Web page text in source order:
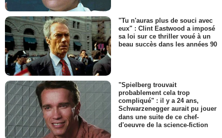
"Tu n'auras plus de souci avec
eux" : Clint Eastwood a imposé
sa loi sur ce thriller voué à un
beau succès dans les années 90
"Spielberg trouvait
probablement cela trop
compliqué" : il y a 24 ans,
Schwarzenegger aurait pu jouer
dans une suite de ce chef-
d'oeuvre de la science-fiction